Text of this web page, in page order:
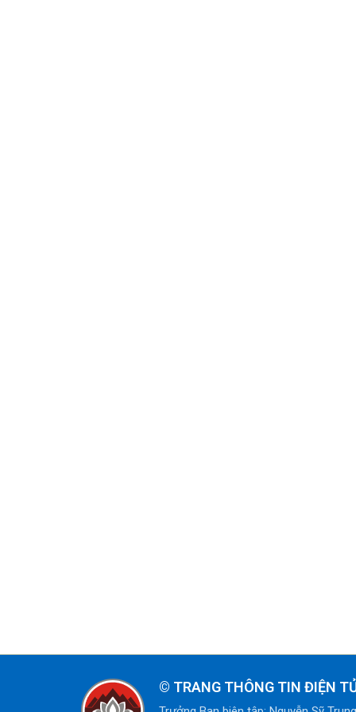
© TRANG THÔNG TIN ĐIỆN